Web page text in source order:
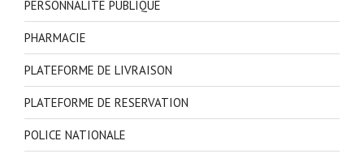
PERSONNALITE PUBLIQUE
PHARMACIE
PLATEFORME DE LIVRAISON
PLATEFORME DE RESERVATION
POLICE NATIONALE